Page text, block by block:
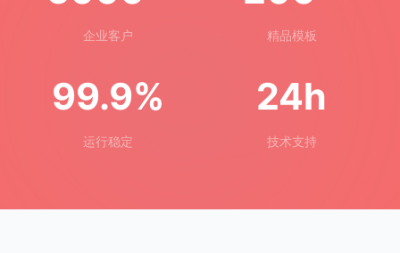
企业客户 精品模板
99.9%
运行稳定
24h
技术支持